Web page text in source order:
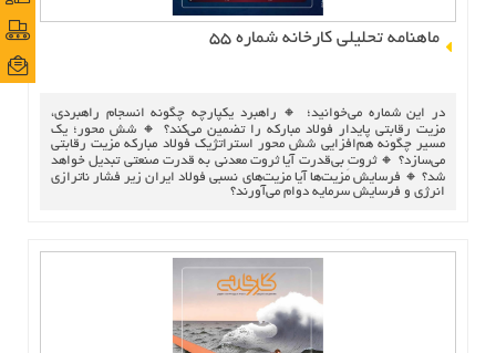
ماهنامه تحلیلی کارخانه شماره ۵۵
در این شماره می‌خوانید؛ 🔸 راهبرد یکپارچه چگونه انسجام راهبردی،
مزیت رقابتی پایدار فولاد مبارکه را تضمین می‌کند؟ 🔸 شش محور؛ یک
مسیر چگونه هم‌افزایی شش محور استراتژیک فولاد مبارکه مزیت رقابتی
می‌سازد؟ 🔸 ثروتِ بی‌قدرت آیا ثروت معدنی به قدرت صنعتی تبدیل خواهد
شد؟ 🔸 فرسایش مزیت‌ها آیا مزیت‌های نسبی فولاد ایران زیر فشار ناترازی
انرژی و فرسایش سرمایه دوام می‌آورند؟